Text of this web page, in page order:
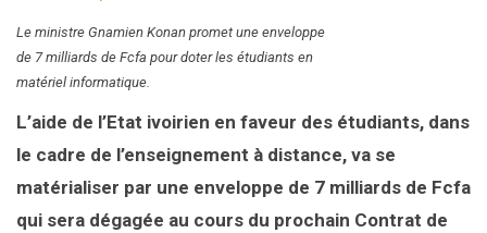
Le ministre Gnamien Konan promet une enveloppe
de 7 milliards de Fcfa pour doter les étudiants en
matériel informatique.
L’aide de l’Etat ivoirien en faveur des étudiants, dans
le cadre de l’enseignement à distance, va se
matérialiser par une enveloppe de 7 milliards de Fcfa
qui sera dégagée au cours du prochain Contrat de